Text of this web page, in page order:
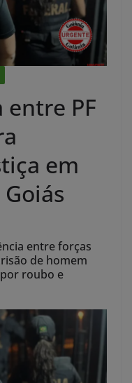
PF
em
entre forças
de homem
roubo e